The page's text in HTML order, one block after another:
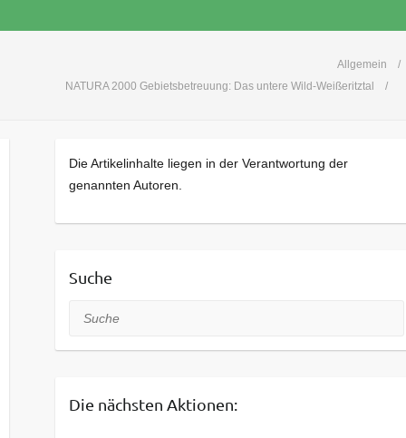
Allgemein
NATURA 2000 Gebietsbetreuung: Das untere Wild-Weißeritztal
Die Artikelinhalte liegen in der Verantwortung der
genannten Autoren.
Suche
Suche
Die nächsten Aktionen: